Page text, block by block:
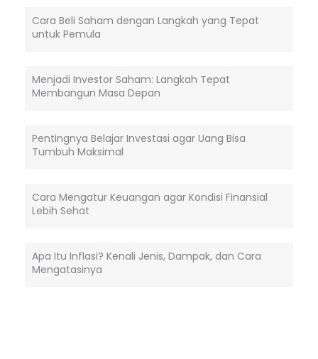
Cara Beli Saham dengan Langkah yang Tepat
untuk Pemula
Menjadi Investor Saham: Langkah Tepat
Membangun Masa Depan
Pentingnya Belajar Investasi agar Uang Bisa
Tumbuh Maksimal
Cara Mengatur Keuangan agar Kondisi Finansial
Lebih Sehat
Apa Itu Inflasi? Kenali Jenis, Dampak, dan Cara
Mengatasinya